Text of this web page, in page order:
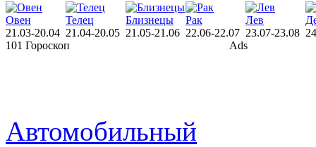
Овен
21.03-20.04
Телец
21.04-20.05
Близнецы
21.05-21.06
Рак
22.06-22.07
Лев
23.07-23.08
101 Гороскоп
Автомобильный
Ads